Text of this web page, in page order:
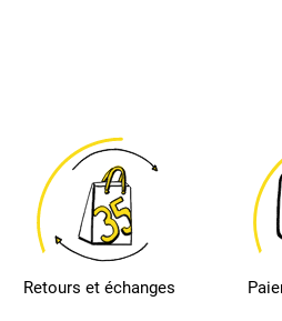
Retours et échanges